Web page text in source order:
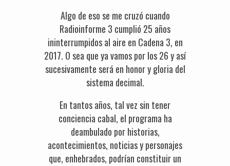
Algo de eso se me cruzó cuando
Radioinforme 3 cumplió 25 años
ininterrumpidos al aire en Cadena 3, en
2017. O sea que ya vamos por los 26 y así
sucesivamente será en honor y gloria del
sistema decimal.
En tantos años, tal vez sin tener
conciencia cabal, el programa ha
deambulado por historias,
acontecimientos, noticias y personajes
que, enhebrados, podrían constituir un